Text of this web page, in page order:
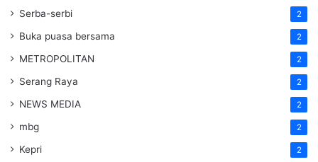
Serba-serbi 2
Buka puasa bersama 2
METROPOLITAN 2
Serang Raya 2
NEWS MEDIA 2
mbg 2
Kepri 2